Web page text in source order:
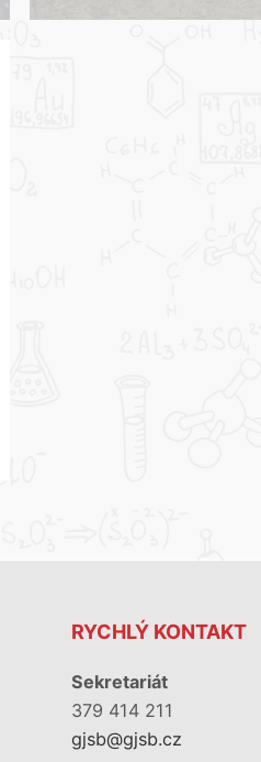
RYCHLÝ KONTAKT
Sekretariát
379 414 211
gjsb@gjsb.cz